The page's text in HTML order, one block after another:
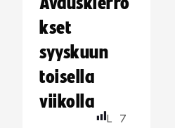
kset
syyskuun
toisella
viikolla
L
7